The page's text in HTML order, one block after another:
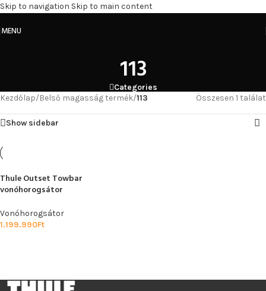
Skip to navigation Skip to main content
MENU
113
Categories
Kezdőlap/Belső magasság termék/113 Összesen 1 találat
Show sidebar
Thule Outset Towbar
vonóhorogsátor
Vonóhorogsátor
1.199.990Ft